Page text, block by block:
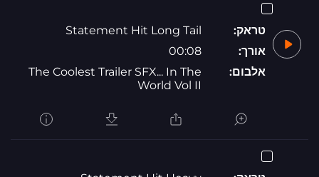
טראק:
Statement Hit Long Tail
אורך:
00:08
אלבום:
The Coolest Trailer SFX... In The
World Vol II